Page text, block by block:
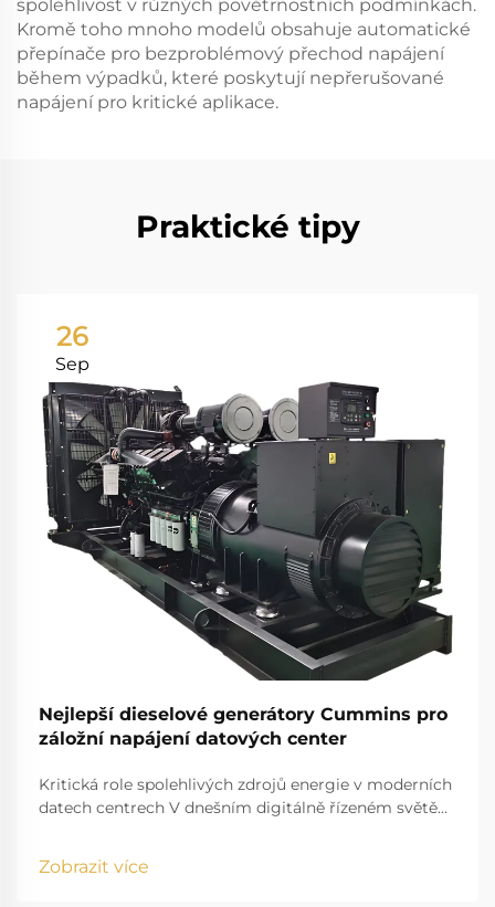
spolehlivost v různých povětrnostních podmínkách.
Kromě toho mnoho modelů obsahuje automatické
přepínače pro bezproblémový přechod napájení
během výpadků, které poskytují nepřerušované
napájení pro kritické aplikace.
Praktické tipy
26
Sep
Nejlepší dieselové generátory Cummins pro
záložní napájení datových center
Kritická role spolehlivých zdrojů energie v moderních
datech centrech V dnešním digitálně řízeném světě
dodávání energie nikdy nebyla důležitější...
Zobrazit více